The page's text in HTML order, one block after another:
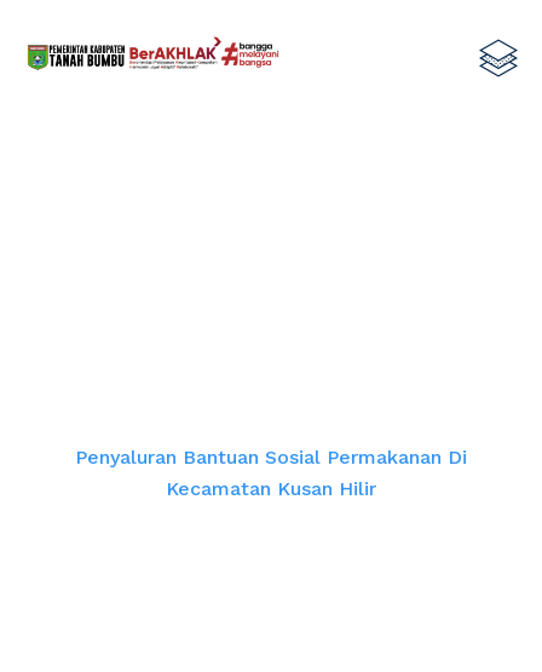
Penyaluran Bantuan Sosial Permakanan Di
Kecamatan Kusan Hilir